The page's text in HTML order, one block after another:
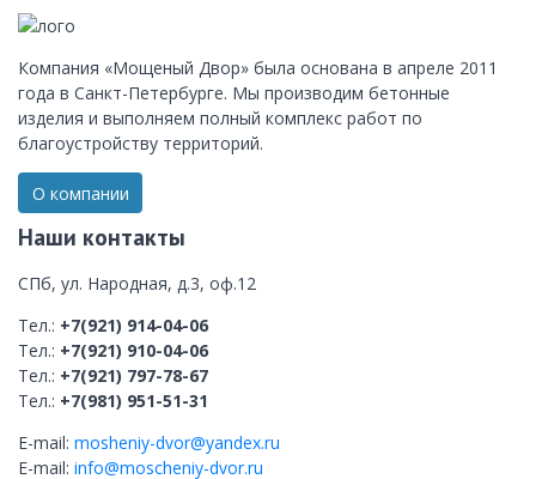
Компания «Мощеный Двор» была основана в апреле 2011
года в Санкт-Петербурге. Мы производим бетонные
изделия и выполняем полный комплекс работ по
благоустройству территорий.
О компании
Наши контакты
СПб, ул. Народная, д.3, оф.12
Тел.: +7(921) 914-04-06
Тел.: +7(921) 910-04-06
Тел.: +7(921) 797-78-67
Тел.: +7(981) 951-51-31
E-mail: mosheniy-dvor@yandex.ru
E-mail: info@moscheniy-dvor.ru